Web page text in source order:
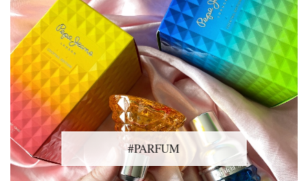
#PARFUM